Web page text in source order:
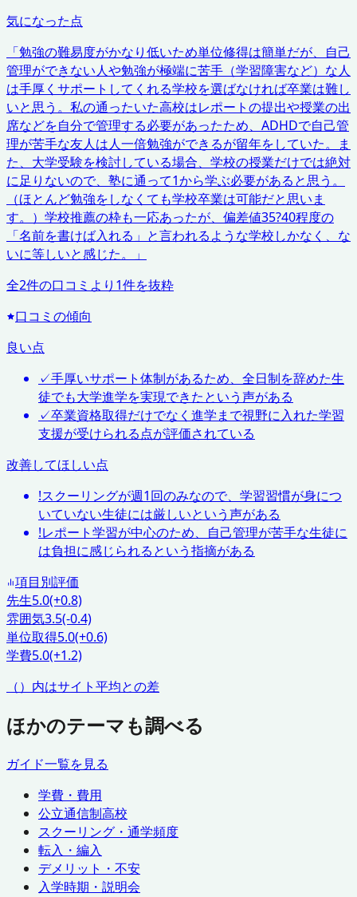
気になった点
「勉強の難易度がかなり低いため単位修得は簡単だが、自己
管理ができない人や勉強が極端に苦手（学習障害など）な人
は手厚くサポートしてくれる学校を選ばなければ卒業は難し
いと思う。私の通ったいた高校はレポートの提出や授業の出
席などを自分で管理する必要があったため、ADHDで自己管
理が苦手な友人は人一倍勉強ができるが留年をしていた。ま
た、大学受験を検討している場合、学校の授業だけでは絶対
に足りないので、塾に通って1から学ぶ必要があると思う。
（ほとんど勉強をしなくても学校卒業は可能だと思いま
す。）学校推薦の枠も一応あったが、偏差値35?40程度の
「名前を書けば入れる」と言われるような学校しかなく、な
いに等しいと感じた。 」
全2件の口コミより 1件を抜粋
口コミの傾向
良い点
✓手厚いサポート体制があるため、全日制を辞めた生
徒でも大学進学を実現できたという声がある
✓卒業資格取得だけでなく進学まで視野に入れた学習
支援が受けられる点が評価されている
改善してほしい点
!スクーリングが週1回のみなので、学習習慣が身につ
いていない生徒には厳しいという声がある
!レポート学習が中心のため、自己管理が苦手な生徒に
は負担に感じられるという指摘がある
項目別評価
先生5.0(+0.8)
雰囲気3.5(-0.4)
単位取得5.0(+0.6)
学費5.0(+1.2)
（）内はサイト平均との差
ほかのテーマも調べる
ガイド一覧を見る
学費・費用
公立通信制高校
スクーリング・通学頻度
転入・編入
デメリット・不安
入学時期・説明会